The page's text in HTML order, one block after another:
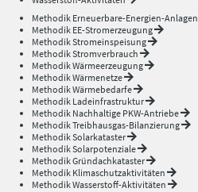
Methodik Erneuerbare-Energien-Anlagen
Methodik EE-Stromerzeugung
Methodik Stromeinspeisung
Methodik Stromverbrauch
Methodik Wärmeerzeugung
Methodik Wärmenetze
Methodik Wärmebedarfe
Methodik Ladeinfrastruktur
Methodik Nachhaltige PKW-Antriebe
Methodik Treibhausgas-Bilanzierung
Methodik Solarkataster
Methodik Solarpotenziale
Methodik Gründachkataster
Methodik Klimaschutzaktivitäten
Methodik Wasserstoff-Aktivitäten